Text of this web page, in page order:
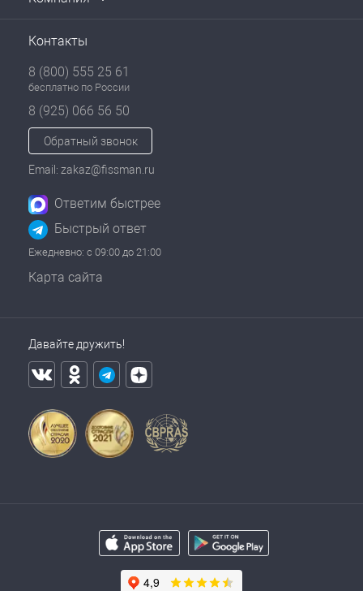
Контакты
8 (800) 555 25 61
бесплатно по России
8 (925) 066 56 50
Обратный звонок
Email: zakaz@fissman.ru
Ответим быстрее
Быстрый ответ
Ежедневно: с 09:00 до 21:00
Карта сайта
Давайте дружить!